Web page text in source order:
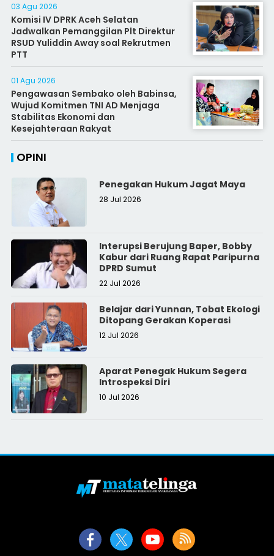
03 Agu 2026
Komisi IV DPRK Aceh Selatan
Jadwalkan Pemanggilan Plt Direktur
RSUD Yuliddin Away soal Rekrutmen
PTT
01 Agu 2026
Pengawasan Sembako oleh Babinsa,
Wujud Komitmen TNI AD Menjaga
Stabilitas Ekonomi dan
Kesejahteraan Rakyat
OPINI
Penegakan Hukum Jagat Maya
28 Jul 2026
Interupsi Berujung Baper, Bobby
Kabur dari Ruang Rapat Paripurna
DPRD Sumut
22 Jul 2026
Belajar dari Yunnan, Tobat Ekologi
Ditopang Gerakan Koperasi
12 Jul 2026
Aparat Penegak Hukum Segera
Introspeksi Diri
10 Jul 2026